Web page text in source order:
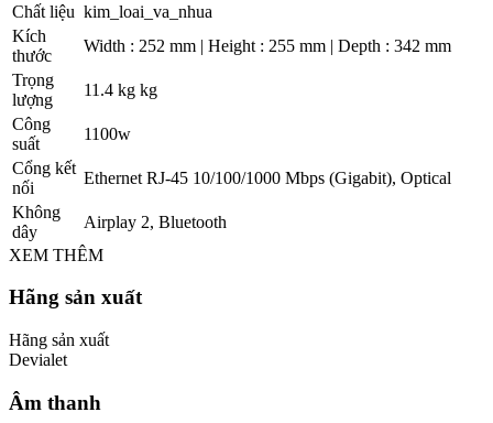
Chất liệu kim_loai_va_nhua
Kích
thước
Width : 252 mm | Height : 255 mm | Depth : 342 mm
Trọng
lượng
11.4 kg kg
Công
suất
1100w
Cổng kết
nối
Ethernet RJ-45 10/100/1000 Mbps (Gigabit), Optical
Không
dây
Airplay 2, Bluetooth
XEM THÊM
Hãng sản xuất
Hãng sản xuất
Devialet
Âm thanh